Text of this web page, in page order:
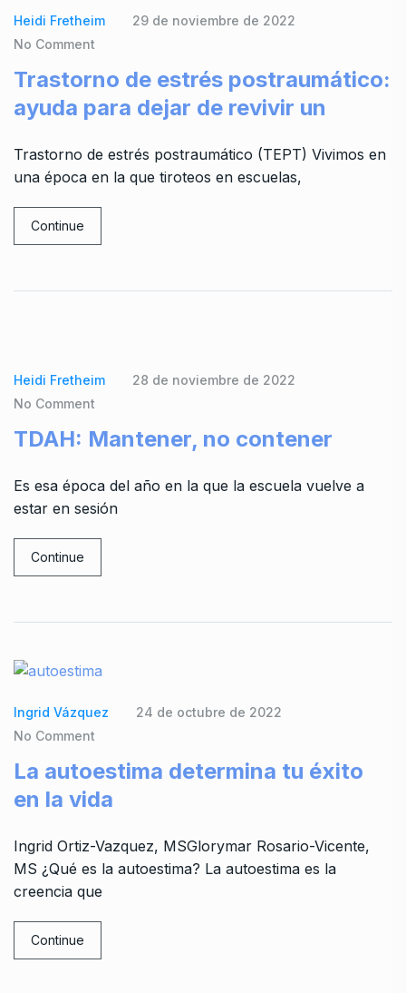
Heidi Fretheim
29 de noviembre de 2022
No Comment
Trastorno de estrés postraumático:
ayuda para dejar de revivir un
Trastorno de estrés postraumático (TEPT) Vivimos en
una época en la que tiroteos en escuelas,
Continue
Heidi Fretheim
28 de noviembre de 2022
No Comment
TDAH: Mantener, no contener
Es esa época del año en la que la escuela vuelve a
estar en sesión
Continue
Ingrid Vázquez
24 de octubre de 2022
No Comment
La autoestima determina tu éxito
en la vida
Ingrid Ortiz-Vazquez, MSGlorymar Rosario-Vicente,
MS ¿Qué es la autoestima? La autoestima es la
creencia que
Continue